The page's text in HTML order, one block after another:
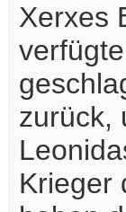
Xerxes
zurück,
Krieger